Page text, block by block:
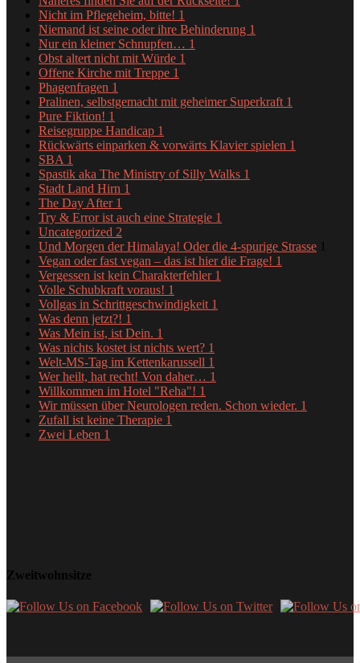
Nicht im Pflegeheim, bitte! 1
Niemand ist seine oder ihre Behinderung 1
Nur ein kleiner Schnupfen… 1
Obst altert nicht mit Würde 1
Offene Kirche mit Treppe 1
Phagenfragen 1
Pralinen, selbstgemacht mit geheimer Superkraft 1
Pure Fiktion! 1
Reisegruppe Handicap 1
Rückwärts einparken & vorwärts Klavier spielen 1
SBA 1
Spastik aka The Ministry of Silly Walks 1
Stadt Land Hirn 1
The Day After 1
Try & Error ist auch eine Strategie 1
Uncategorized 2
Und Morgen der Himalaya! Oder die 4-spurige Strasse 1
Vegan oder fast vegan – das ist hier die Frage! 1
Vergessen ist kein Charakterfehler 1
Volle Schubkraft voraus! 1
Vollgas in Schrittgeschwindigkeit 1
Was denn jetzt?! 1
Was Mein ist, ist Dein. 1
Was nichts kostet ist nichts wert? 1
Welt-MS-Tag im Kettenkarussell 1
Wer heilt, hat recht! Von daher… 1
Willkommen im Hotel "Reha"! 1
Wir müssen über Neurologen reden. Schon wieder. 1
Zufall ist keine Therapie 1
Zwei Leben 1
Zweitwohnsitze